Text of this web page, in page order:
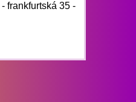
frankfurtská 35 -